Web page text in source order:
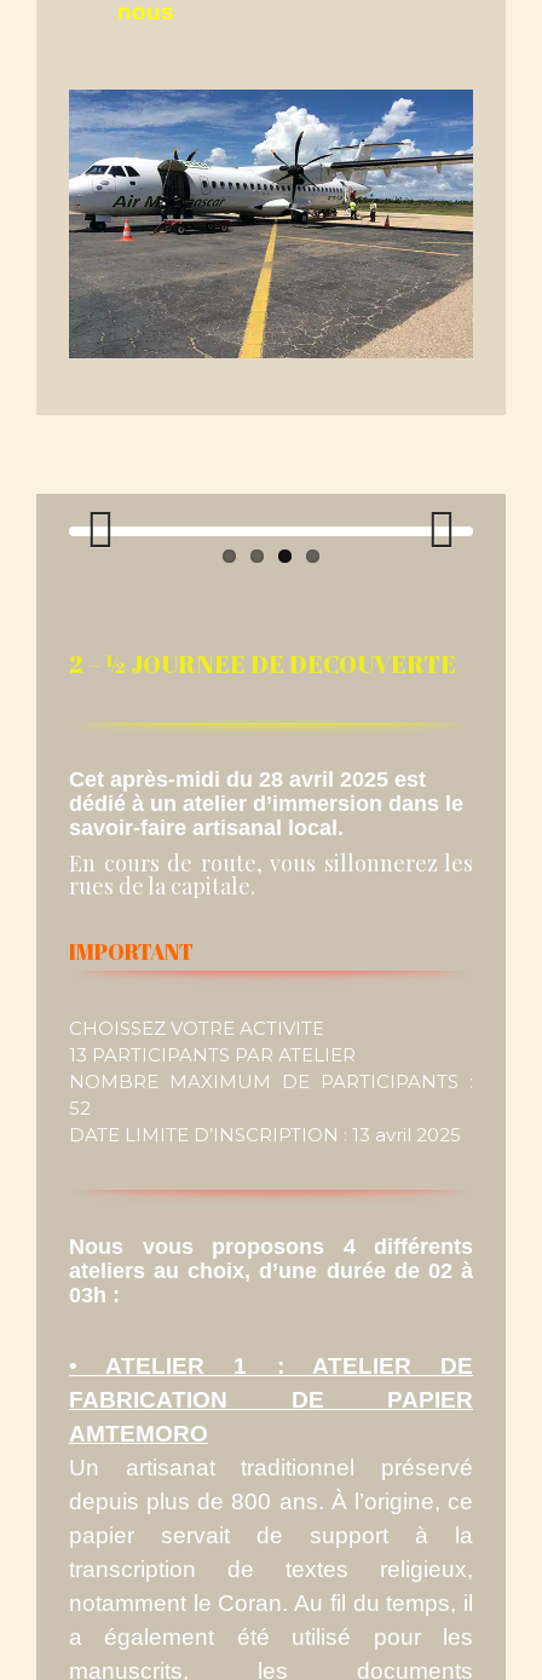
nous
2 – ½ JOURNEE DE DECOUVERTE
Cet après-midi du 28 avril 2025 est
dédié à un atelier d’immersion dans le
savoir-faire artisanal local.
En cours de route, vous sillonnerez les
rues de la capitale.
IMPORTANT
CHOISSEZ VOTRE ACTIVITE
13 PARTICIPANTS PAR ATELIER
NOMBRE MAXIMUM DE PARTICIPANTS :
52
DATE LIMITE D’INSCRIPTION : 13 avril 2025
Nous vous proposons 4 différents
ateliers au choix, d’une durée de 02 à
03h :
• ATELIER 1 : ATELIER DE
FABRICATION DE PAPIER
AMTEMORO
Un artisanat traditionnel préservé
depuis plus de 800 ans. À l’origine, ce
papier servait de support à la
transcription de textes religieux,
notamment le Coran. Au fil du temps, il
a également été utilisé pour les
manuscrits, les documents